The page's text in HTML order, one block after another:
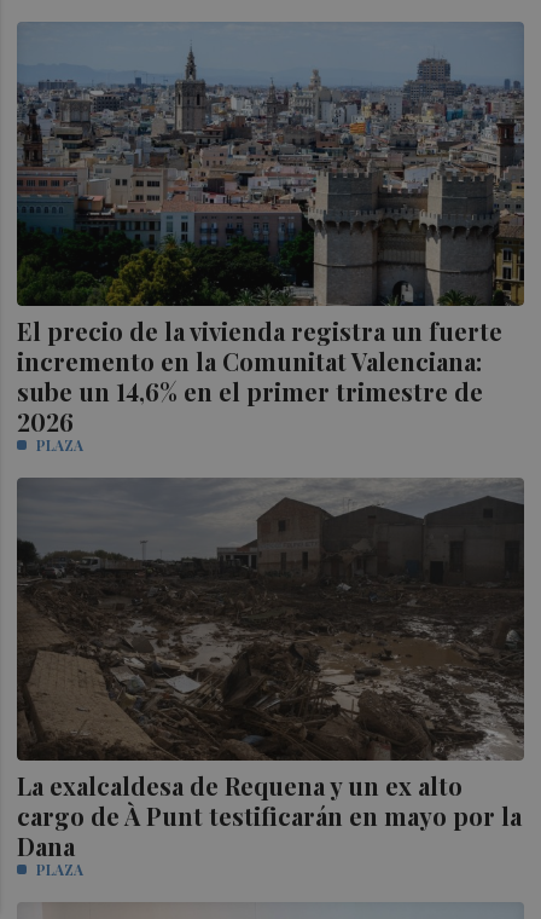
El precio de la vivienda registra un fuerte
incremento en la Comunitat Valenciana:
sube un 14,6% en el primer trimestre de
2026
PLAZA
La exalcaldesa de Requena y un ex alto
cargo de À Punt testificarán en mayo por la
Dana
PLAZA